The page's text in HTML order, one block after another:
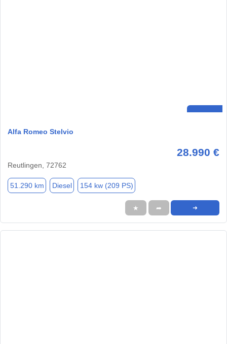
Alfa Romeo Stelvio
28.990 €
Reutlingen, 72762
51.290 km Diesel 154 kw (209 PS)
★ ➦ ➜